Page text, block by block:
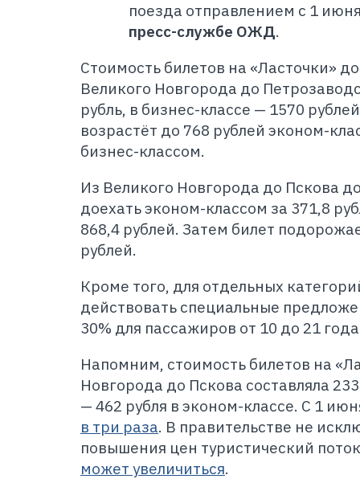
поезда отправлением с 1
пресс-службе ОЖД.
Стоимость билетов на «Ласточки»
Великого Новгорода до
рубль, в бизнес-классе — 1570
возрастёт до 768 рублей эконом-
бизнес-классом.
Из Великого Новгорода до Пскова
доехать эконом-классом за 371,8
868,4 рублей. Затем билет
рублей.
Кроме того, для отдельных
действовать специальные
30% для пассажиров от 10 до 21
Напомним, стоимость билетов на
Новгорода до Пскова составляла
— 462 рубля в эконом-классе. С 1
в три раза. В правительстве не
повышения цен туристический
может увеличиться.